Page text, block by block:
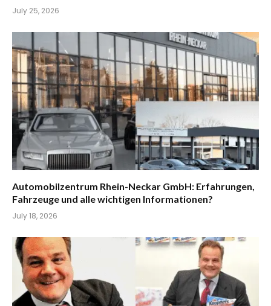
July 25, 2026
Automobilzentrum Rhein-Neckar GmbH: Erfahrungen,
Fahrzeuge und alle wichtigen Informationen?
July 18, 2026